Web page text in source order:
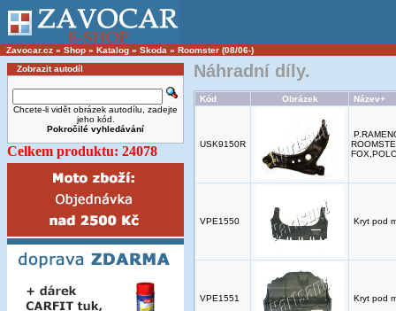
Zavocar.cz » Shop » Katalog » Skoda » Roomster (08/06-)
Zobrazit autodíl
Chcete-li vidět obrázek autodílu, zadejte
jeho kód.
Pokročilé vyhledávání
Celkem produktu: 24078
Náhradní díly.
Kód Obrázek Název+
USK9150R
VPE1550 Kryt pod
VPE1551 Kryt pod